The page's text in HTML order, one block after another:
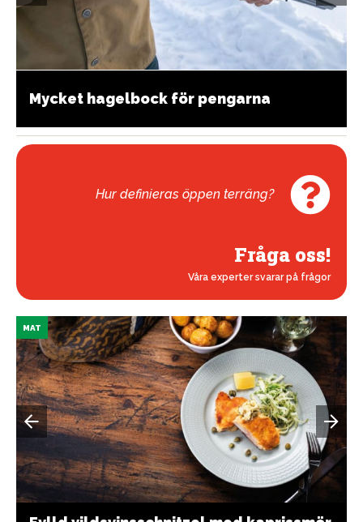
Mycket hagelbock för pengarna
Hur definieras öppen terräng?
Fråga oss!
Våra experter svarar på frågor
MAT